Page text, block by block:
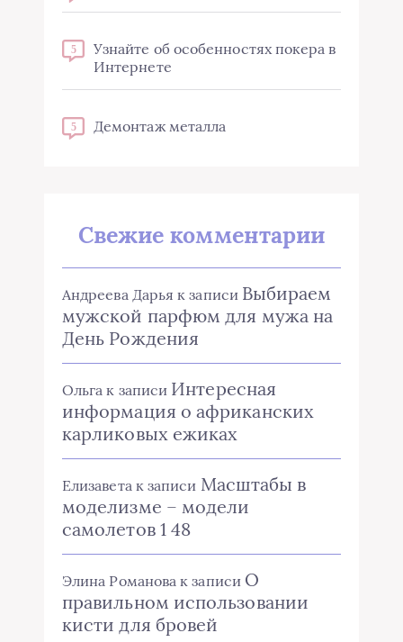
5
Узнайте об особенностях покера в
Интернете
5 Демонтаж металла
Свежие комментарии
Андреева Дарья к записи Выбираем
мужской парфюм для мужа на
День Рождения
Ольга к записи Интересная
информация о африканских
карликовых ежиках
Елизаветак записи Масштабы в
моделизме – модели
самолетов 1 48
Элина Романова к записи О
правильном использовании
кисти для бровей